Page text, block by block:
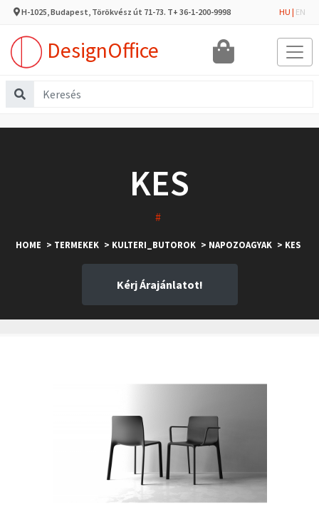
H-1025, Budapest, Törökvész út 71-73. T+ 36-1-200-9998 HU | EN
DesignOffice
KES
#
HOME > TERMEKEK > KULTERI_BUTOROK > NAPOZOAGYAK > KES
Kérj Árajánlatot!